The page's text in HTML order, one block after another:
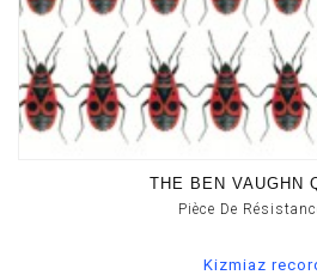
THE BEN VAUGHN
Pièce De
Kizmiaz